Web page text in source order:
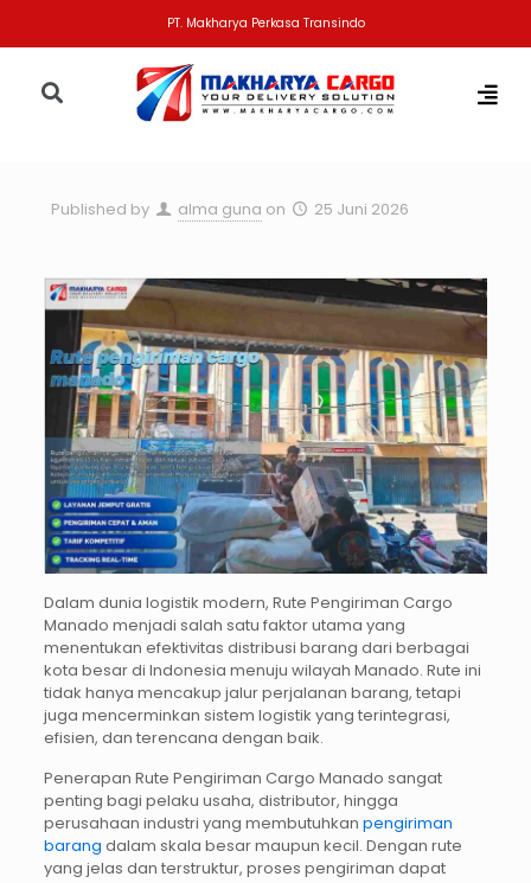
PT. Makharya Perkasa Transindo
Published by alma guna on 25 Juni 2026
Dalam dunia logistik modern, Rute Pengiriman Cargo
Manado menjadi salah satu faktor utama yang
menentukan efektivitas distribusi barang dari berbagai
kota besar di Indonesia menuju wilayah Manado. Rute ini
tidak hanya mencakup jalur perjalanan barang, tetapi
juga mencerminkan sistem logistik yang terintegrasi,
efisien, dan terencana dengan baik.
Penerapan Rute Pengiriman Cargo Manado sangat
penting bagi pelaku usaha, distributor, hingga
perusahaan industri yang membutuhkan pengiriman
barang dalam skala besar maupun kecil. Dengan rute
yang jelas dan terstruktur, proses pengiriman dapat